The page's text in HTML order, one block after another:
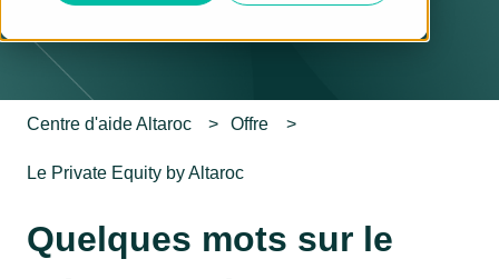
Centre d'aide Altaroc Offre
Le Private Equity by Altaroc
Quelques mots sur le